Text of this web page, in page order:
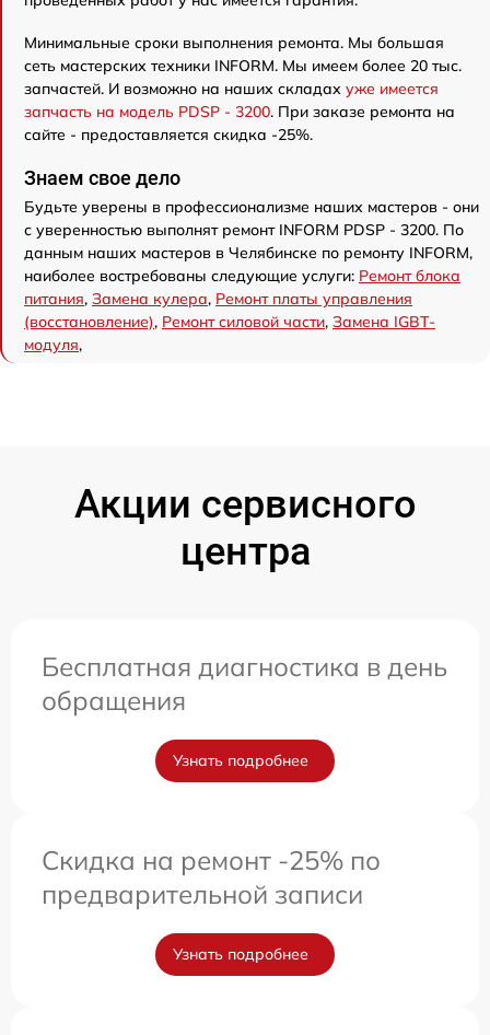
Минимальные сроки выполнения ремонта. Мы большая
сеть мастерских техники INFORM. Мы имеем более 20 тыс.
запчастей. И возможно на наших складах уже имеется
запчасть на модель PDSP - 3200. При заказе ремонта на
сайте - предоставляется скидка -25%.
Знаем свое дело
Будьте уверены в профессионализме наших мастеров - они
с уверенностью выполнят ремонт INFORM PDSP - 3200. По
данным наших мастеров в Челябинске по ремонту INFORM,
наиболее востребованы следующие услуги: Ремонт блока
питания, Замена кулера, Ремонт платы управления
(восстановление), Ремонт силовой части, Замена IGBT-
модуля,
Акции сервисного
центра
Бесплатная диагностика в день
обращения
Узнать подробнее
Скидка на ремонт -25% по
предварительной записи
Узнать подробнее